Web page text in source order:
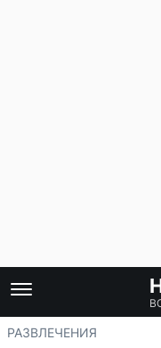
РАЗВЛЕЧЕНИЯ